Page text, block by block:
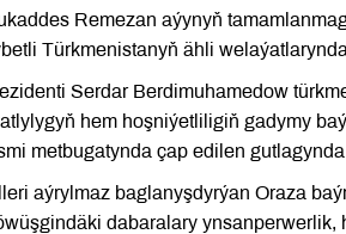
Remezan aýynyň
Türkmenistanyň ähli
Serdar Berdimuhamedow
hem hoşniýetliligiň gadymy
metbugatynda çap edilen
aýrylmaz baglanyşdyrýan Oraza
dabaralary